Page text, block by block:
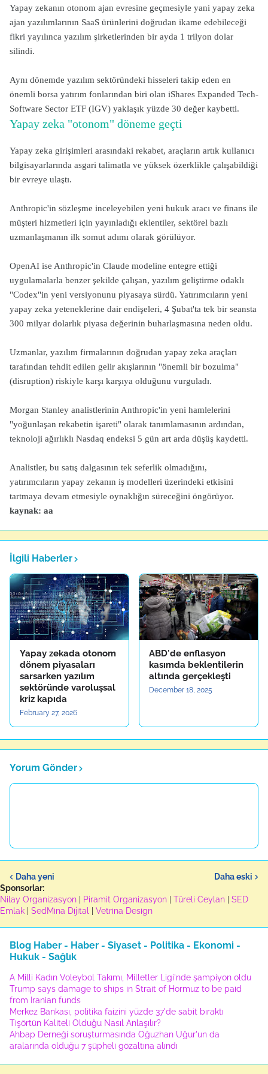
Yapay zekanın otonom ajan evresine geçmesiyle yani yapay zeka
ajan yazılımlarının SaaS ürünlerini doğrudan ikame edebileceği
fikri yayılınca yazılım şirketlerinden bir ayda 1 trilyon dolar
silindi.
Aynı dönemde yazılım sektöründeki hisseleri takip eden en
önemli borsa yatırım fonlarından biri olan iShares Expanded Tech-
Software Sector ETF (IGV) yaklaşık yüzde 30 değer kaybetti.
Yapay zeka "otonom" döneme geçti
Yapay zeka girişimleri arasındaki rekabet, araçların artık kullanıcı
bilgisayarlarında asgari talimatla ve yüksek özerklikle çalışabildiği
bir evreye ulaştı.
Anthropic'in sözleşme inceleyebilen yeni hukuk aracı ve finans ile
müşteri hizmetleri için yayınladığı eklentiler, sektörel bazlı
uzmanlaşmanın ilk somut adımı olarak görülüyor.
OpenAI ise Anthropic'in Claude modeline entegre ettiği
uygulamalarla benzer şekilde çalışan, yazılım geliştirme odaklı
"Codex"in yeni versiyonunu piyasaya sürdü. Yatırımcıların yeni
yapay zeka yeteneklerine dair endişeleri, 4 Şubat'ta tek bir seansta
300 milyar dolarlık piyasa değerinin buharlaşmasına neden oldu.
Uzmanlar, yazılım firmalarının doğrudan yapay zeka araçları
tarafından tehdit edilen gelir akışlarının "önemli bir bozulma"
(disruption) riskiyle karşı karşıya olduğunu vurguladı.
Morgan Stanley analistlerinin Anthropic'in yeni hamlelerini
"yoğunlaşan rekabetin işareti" olarak tanımlamasının ardından,
teknoloji ağırlıklı Nasdaq endeksi 5 gün art arda düşüş kaydetti.
Analistler, bu satış dalgasının tek seferlik olmadığını,
yatırımcıların yapay zekanın iş modelleri üzerindeki etkisini
tartmaya devam etmesiyle oynaklığın süreceğini öngörüyor.
kaynak: aa
İlgili Haberler
Yapay zekada otonom
dönem piyasaları
sarsarken yazılım
sektöründe varoluşsal
kriz kapıda
February 27, 2026
ABD'de enflasyon
kasımda beklentilerin
altında gerçekleşti
December 18, 2025
Yorum Gönder
Daha yeni
Daha eski
Sponsorlar:
Nilay Organizasyon
Piramit Organizasyon Türeli Ceylan
SED
Emlak
SedMina Dijital Vetrina Design
Blog Haber - Haber - Siyaset - Politika - Ekonomi -
Hukuk - Sağlık
A Milli Kadın Voleybol Takımı, Milletler Ligi'nde şampiyon oldu
Trump says damage to ships in Strait of Hormuz to be paid
from Iranian funds
Merkez Bankası, politika faizini yüzde 37'de sabit bıraktı
Tişörtün Kaliteli Olduğu Nasıl Anlaşılır?
Ahbap Derneği soruşturmasında Oğuzhan Uğur'un da
aralarında olduğu 7 şüpheli gözaltına alındı